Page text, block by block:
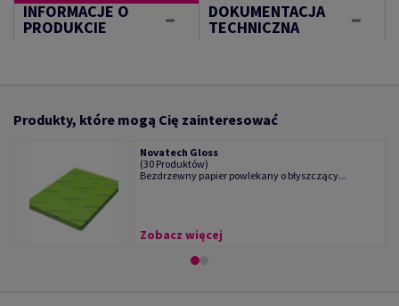
INFORMACJE O
PRODUKCIE
DOKUMENTACJA
TECHNICZNA
Produkty, które mogą Cię zainteresować
Novatech Gloss
(30 Produktów)
Bezdrzewny papier powlekany o błyszczący...
Zobacz więcej